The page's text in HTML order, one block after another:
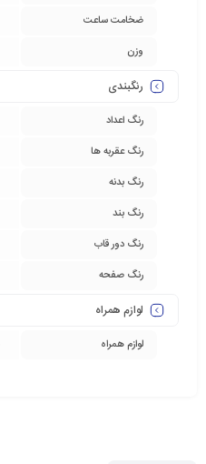
ضخامت ساعت
وزن
رنگبندی
رنگ اعداد
رنگ عقربه ها
رنگ بدنه
رنگ بند
رنگ دور قاب
رنگ صفحه
لوازم همراه
لوازم همراه